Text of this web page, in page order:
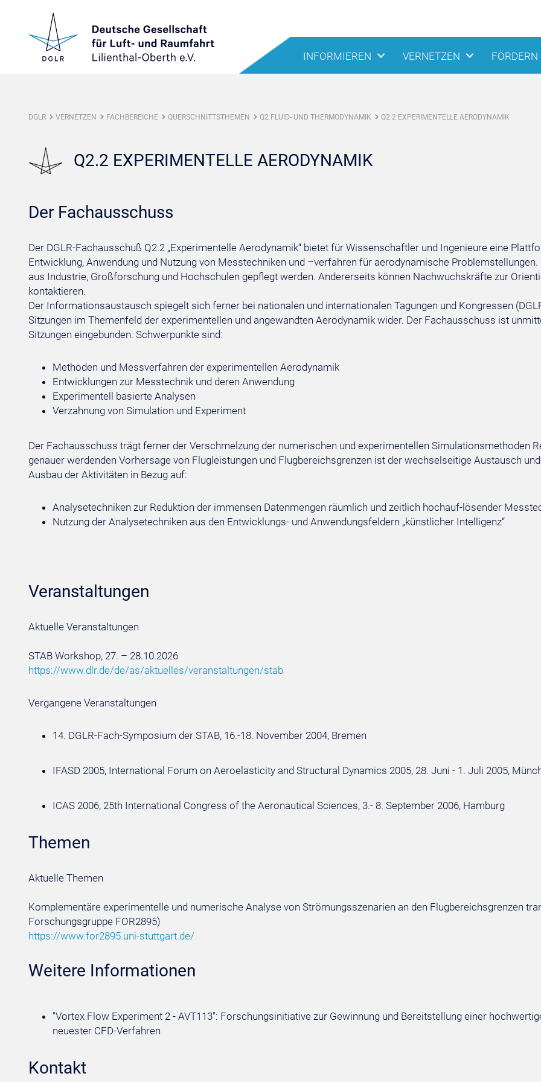
INFORMIEREN VERNETZEN FÖRDERN
DGLR VERNETZEN FACHBEREICHE QUERSCHNITTSTHEMEN Q2 FLUID- UND THERMODYNAMIK Q2.2 EXPERIMENTELLE AERODYNAMIK
Q2.2 EXPERIMENTELLE AERODYNAMIK
Der Fachausschuss
Der DGLR-Fachausschuß Q2.2 „Experimentelle Aerodynamik“ bietet für Wissenschaftler und Ingenieure eine
Entwicklung, Anwendung und Nutzung von Messtechniken und –verfahren für aerodynamische
aus Industrie, Großforschung und Hochschulen gepflegt werden. Andererseits können Nachwuchskräfte zur
kontaktieren.
Der Informationsaustausch spiegelt sich ferner bei nationalen und internationalen Tagungen und Kongressen
Sitzungen im Themenfeld der experimentellen und angewandten Aerodynamik wider. Der Fachausschuss ist
Sitzungen eingebunden. Schwerpunkte sind:
Methoden und Messverfahren der experimentellen Aerodynamik
Entwicklungen zur Messtechnik und deren Anwendung
Experimentell basierte Analysen
Verzahnung von Simulation und Experiment
Der Fachausschuss trägt ferner der Verschmelzung der numerischen und experimentellen Simulationsmethoden
genauer werdenden Vorhersage von Flugleistungen und Flugbereichsgrenzen ist der wechselseitige Austausch
Ausbau der Aktivitäten in Bezug auf:
Analysetechniken zur Reduktion der immensen Datenmengen räumlich und zeitlich hochauf-lösender
Nutzung der Analysetechniken aus den Entwicklungs- und Anwendungsfeldern „künstlicher Intelligenz“
Veranstaltungen
Aktuelle Veranstaltungen
STAB Workshop, 27. – 28.10.2026
https://www.dlr.de/de/as/aktuelles/veranstaltungen/stab
Vergangene Veranstaltungen
14. DGLR-Fach-Symposium der STAB, 16.-18. November 2004, Bremen
IFASD 2005, International Forum on Aeroelasticity and Structural Dynamics 2005, 28. Juni - 1. Juli 2005,
ICAS 2006, 25th International Congress of the Aeronautical Sciences, 3.- 8. September 2006, Hamburg
Themen
Aktuelle Themen
Komplementäre experimentelle und numerische Analyse von Strömungsszenarien an den Flugbereichsgrenzen
Forschungsgruppe FOR2895)
https://www.for2895.uni-stuttgart.de/
Weitere Informationen
"Vortex Flow Experiment 2 - AVT113": Forschungsinitiative zur Gewinnung und Bereitstellung einer
neuester CFD-Verfahren
Kontakt